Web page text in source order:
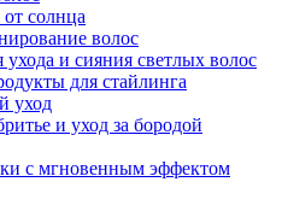
солнца
волос
и сияния светлых волос
для стайлинга
уход
и уход за бородой
с мгновенным эффектом